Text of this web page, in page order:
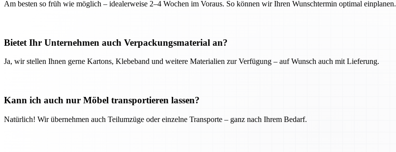
Am besten so früh wie möglich – idealerweise 2–4 Wochen im Voraus. So können wir Ihren Wunschtermin optimal einplanen.
Bietet Ihr Unternehmen auch Verpackungsmaterial an?
Ja, wir stellen Ihnen gerne Kartons, Klebeband und weitere Materialien zur Verfügung – auf Wunsch auch mit Lieferung.
Kann ich auch nur Möbel transportieren lassen?
Natürlich! Wir übernehmen auch Teilumzüge oder einzelne Transporte – ganz nach Ihrem Bedarf.